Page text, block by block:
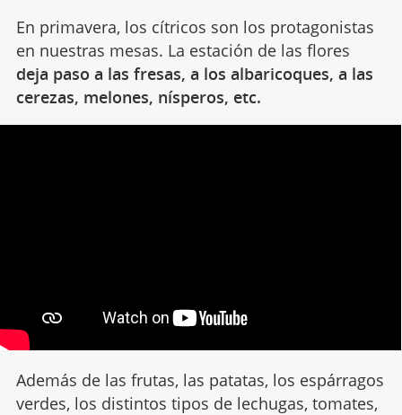
En primavera, los cítricos son los protagonistas
en nuestras mesas. La estación de las flores
deja paso a las fresas, a los albaricoques, a las
cerezas, melones, nísperos, etc.
Además de las frutas, las patatas, los espárragos
verdes, los distintos tipos de lechugas, tomates,